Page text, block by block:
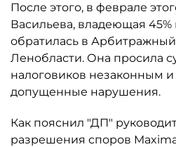
После этого, в феврале
Васильева, владеющая
обратилась в
Ленобласти. Она просила
налоговиков незаконным и
допущенные нарушения.
Как пояснил "ДП"
разрешения споров